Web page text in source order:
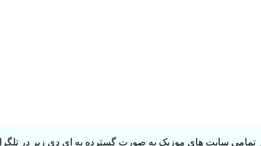
تمامی سایت های موزیک به صورت گسترده به ای دی زیر در